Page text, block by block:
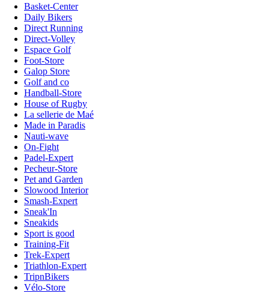
Basket-Center
Daily Bikers
Direct Running
Direct-Volley
Espace Golf
Foot-Store
Galop Store
Golf and co
Handball-Store
House of Rugby
La sellerie de Maé
Made in Paradis
Nauti-wave
On-Fight
Padel-Expert
Pecheur-Store
Pet and Garden
Slowood Interior
Smash-Expert
Sneak'In
Sneakids
Sport is good
Training-Fit
Trek-Expert
Triathlon-Expert
TripnBikers
Vélo-Store